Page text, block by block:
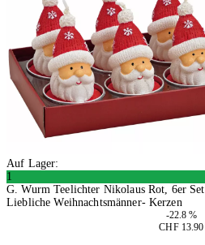
Auf Lager:
1
G. Wurm Teelichter Nikolaus Rot, 6er Set
Liebliche Weihnachtsmänner- Kerzen
-22.8 %
CHF 13.90